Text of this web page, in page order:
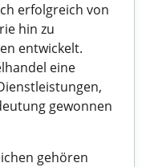
erfolgreich von
hin zu
entwickelt.
eine
gewonnen
gehören